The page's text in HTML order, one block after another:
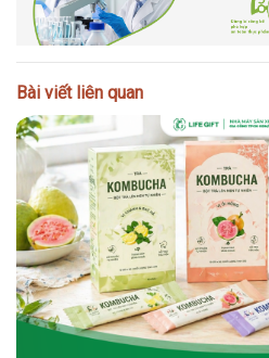
Bài viết liên quan